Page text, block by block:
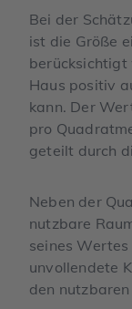
Bei der
ist die Größe
berücksichtigt
Haus positiv
kann. Der
pro
geteilt durch
Neben der
nutzbare
seines
unvollendete
den